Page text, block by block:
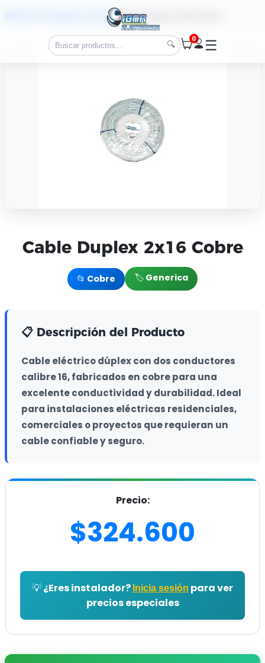
🔍
0 ☰
Cobre>Cable Duplex 2x16 Cobre
Cable Duplex 2x16 Cobre
📂 Cobre 🏷️ Generica
📋 Descripción del Producto
Cable eléctrico dúplex con dos conductores
calibre 16, fabricados en cobre para una
excelente conductividad y durabilidad. Ideal
para instalaciones eléctricas residenciales,
comerciales o proyectos que requieran un
cable confiable y seguro.
Precio:
$324.600
💡 ¿Eres instalador? Inicia sesión para ver
precios especiales